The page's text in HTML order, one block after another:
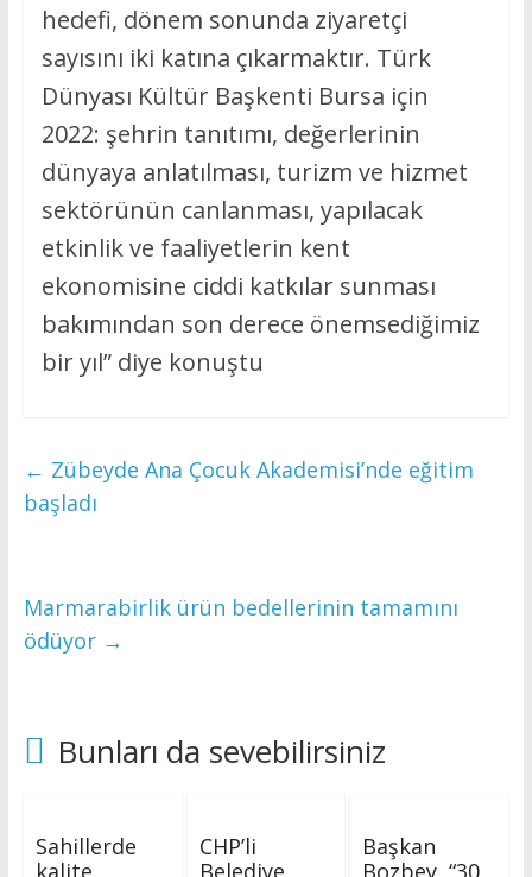
hedefi, dönem sonunda ziyaretçi
sayısını iki katına çıkarmaktır. Türk
Dünyası Kültür Başkenti Bursa için
2022: şehrin tanıtımı, değerlerinin
dünyaya anlatılması, turizm ve hizmet
sektörünün canlanması, yapılacak
etkinlik ve faaliyetlerin kent
ekonomisine ciddi katkılar sunması
bakımından son derece önemsediğimiz
bir yıl” diye konuştu
← Zübeyde Ana Çocuk Akademisi’nde eğitim
başladı
Marmarabirlik ürün bedellerinin tamamını
ödüyor →
Bunları da sevebilirsiniz
Sahillerde
CHP’li
Başkan